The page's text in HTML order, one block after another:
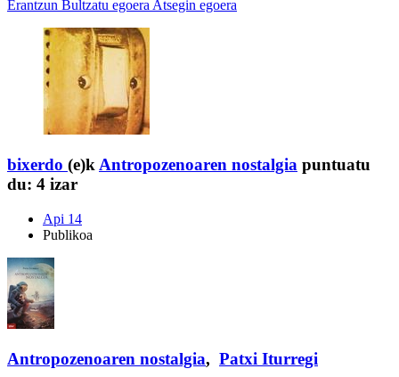
Erantzun Bultzatu egoeraAtsegin egoera
bixerdo (e)k Antropozenoaren nostalgia puntuatu
du: 4 izar
Api 14
Publikoa
Antropozenoaren nostalgia, Patxi Iturregi